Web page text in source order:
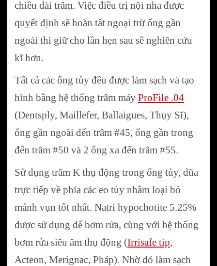
chiều dài trâm. Việc điều trị nội nha được
quyết định sẽ hoàn tất ngoại trừ ống gần
ngoài thì giữ cho lần hẹn sau sẽ nghiên cứu
kĩ hơn.
Tất cả các ống tủy đều được làm sạch và tạo
hình bằng hệ thống trâm máy ProFile .04
(Dentsply, Maillefer, Ballaigues, Thụy Sĩ),
ống gần ngoài đến trâm #45, ống gần trong
đến trâm #50 và 2 ống xa đến trâm #55.
Sử dụng trâm K thụ động trong ống tủy, dũa
trực tiếp về phía các eo tủy nhằm loại bỏ
mảnh vụn tốt nhất. Natri hypochotite 5.25%
được sử dụng để bơm rửa, cùng với hệ thống
bơm rửa siêu âm thụ động (Irrisafe tip,
Acteon, Merignac, Pháp). Nhờ đó làm sạch